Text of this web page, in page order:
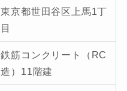
東京都世田谷区上馬1丁
目
鉄筋コンクリート（RC
造）11階建